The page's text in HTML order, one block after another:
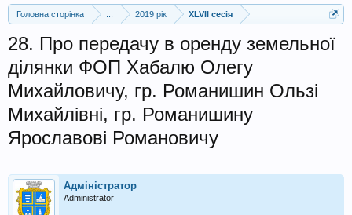
Головна сторінка 2019 рік XLVII сесія
28. Про передачу в оренду земельної
ділянки ФОП Хабалю Олегу
Михайловичу, гр. Романишин Ользі
Михайлівні, гр. Романишину
Ярославові Романовичу
Адміністратор
Administrator